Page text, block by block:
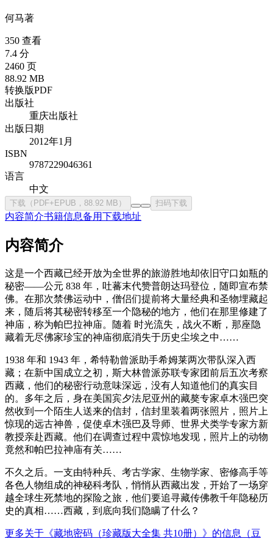
何马著
350 查看
7.4 分
2460 页
88.92 MB
转换版PDF
出版社
重庆出版社
出版日期
2012年1月
ISBN
9787229046361
语言
中文
下载（PDF+EPUB，88.92 MB） 扫码下载
内容简介书籍信息备用下载地址
内容简介
这是一个西藏已经开放为全世界的旅游胜地却依旧守口如瓶的
秘密——公元 838 年，吐蕃末代赞普朗达玛登位，随即宣布禁
佛。在那次禁佛运动中，僧侣们提前将大量经典和圣物埋藏起
来，随后将其秘密转移至一个隐秘的地方，他们在那里修建了
神庙，称为帕巴拉神庙。随着 时光流失，战火不断，那座隐
藏着无尽佛家珍宝的神庙彻底消失于历史尘埃之中……
1938 年和 1943 年，希特勒曾派助手希姆莱两次带队深入西
藏；在新中国成立之初，斯大林曾派苏联专家团前后五次考察
西藏，他们的秘密行动意味深远，没有人知道他们的真实目
的。多年之后，身在美国宾夕法尼亚州的藏獒专家卓木强巴突
然收到一个陌生人送来的信封，信封里装着两张照片，照片上
惊现的远古神兽，促使卓木强巴及导师、世界犬类学专家方新
教授亲赴西藏。他们在调查过程中震惊地发现，照片上的动物
竟然和帕巴拉神庙有关……
不久之后。一支由特种兵、考古学家、生物学家、密修高手等
各色人物组成的神秘科考队，悄悄从西藏出发，开始了一场穿
越全球生死禁地的探险之旅，他们要追寻藏传佛教千年隐秘历
史的真相……西藏，到底向我们隐瞒了什么？
更多关于《藏地密码（珍藏版大全集 共10册）》的信息（豆